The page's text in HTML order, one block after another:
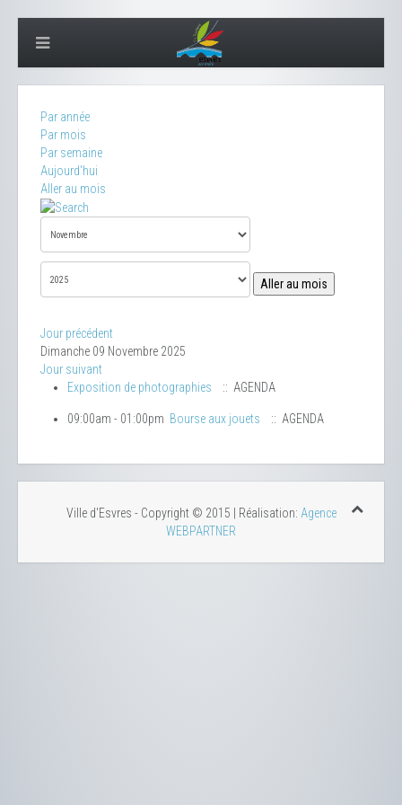
Par année
Par mois
Par semaine
Aujourd'hui
Aller au mois
Aller au mois
Jour précédent
Dimanche 09 Novembre 2025
Jour suivant
Exposition de photographies
:: AGENDA
09:00am - 01:00pm Bourse aux jouets :: AGENDA
Ville d'Esvres - Copyright © 2015 | Réalisation: Agence
WEBPARTNER